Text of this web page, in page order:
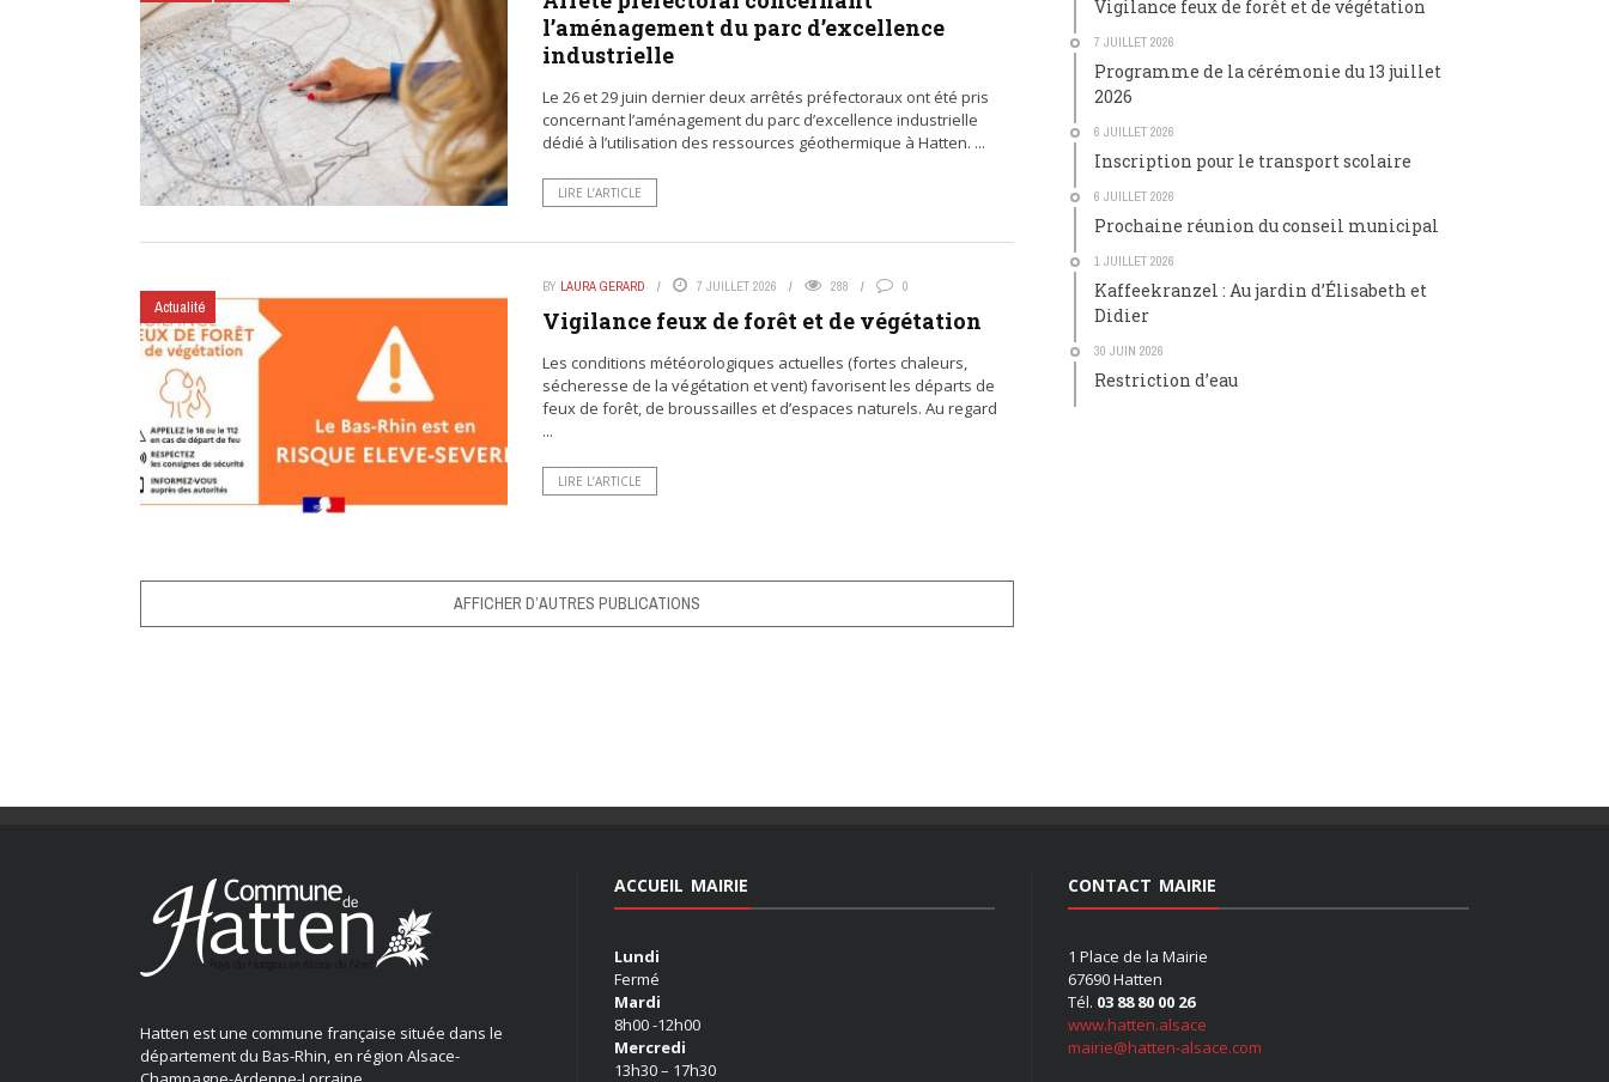
l’aménagement du parc d’excellence
industrielle
Le 26 et 29 juin dernier deux arrêtés préfectoraux ont été pris
concernant l’aménagement du parc d’excellence industrielle
dédié à l’utilisation des ressources géothermique à Hatten. ...
LIRE L’ARTICLE
Actualité
BY LAURA GERARD 7 JUILLET 2026 288 0
Vigilance feux de forêt et de végétation
Les conditions météorologiques actuelles (fortes chaleurs,
sécheresse de la végétation et vent) favorisent les départs de
feux de forêt, de broussailles et d’espaces naturels. Au regard
...
LIRE L’ARTICLE
AFFICHER D’AUTRES PUBLICATIONS
Vigilance feux de forêt et de végétation
7 JUILLET 2026
Programme de la cérémonie du 13 juillet
2026
6 JUILLET 2026
Inscription pour le transport scolaire
6 JUILLET 2026
Prochaine réunion du conseil municipal
1 JUILLET 2026
Kaffeekranzel : Au jardin d’Élisabeth et
Didier
30 JUIN 2026
Restriction d’eau
Hatten est une commune française située dans le
département du Bas-Rhin, en région Alsace-
ACCUEIL MAIRIE
Lundi
Fermé
Mardi
8h00 -12h00
Mercredi
13h30 – 17h30
CONTACT MAIRIE
1 Place de la Mairie
67690 Hatten
Tél. 03 88 80 00 26
www.hatten.alsace
mairie@hatten-alsace.com